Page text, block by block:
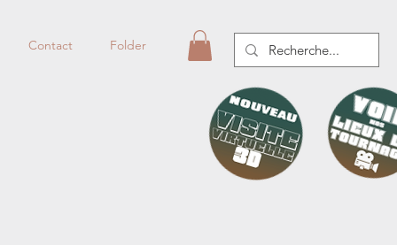
Contact Folder